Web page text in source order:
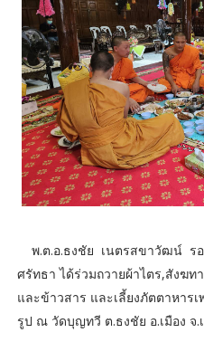
พ.ต.อ.ธงชัย เนตรสขาวัฒน์ รอ
ศรัทธา ได้ร่วมถวายผ้าไตร,สังฆ
และข้าวสาร และเลี้ยงภัตตาหาร
รูป ณ วัดบุญทวี ต.ธงชัย อ.เมือง จ.